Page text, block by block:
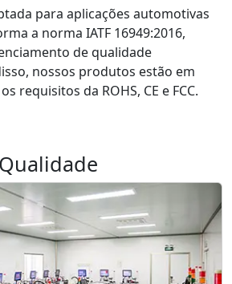
para aplicações automotivas
a norma IATF 16949:2016,
de qualidade
nossos produtos estão em
requisitos da ROHS, CE e FCC.